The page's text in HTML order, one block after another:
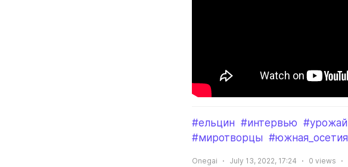
#ельцин #интервью #урожай
#миротворцы #южная_осетия
Onegai July 13, 2022, 17:24 0 views